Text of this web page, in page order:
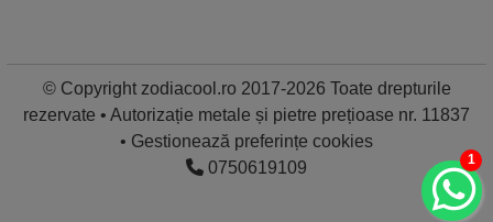
© Copyright zodiacool.ro 2017-2026 Toate drepturile
rezervate • Autorizație metale și pietre prețioase nr. 11837
• Gestionează preferințe cookies
0750619109
1